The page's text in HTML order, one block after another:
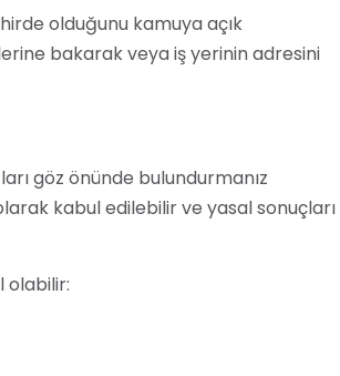
olduğunu kamuya açık
bakarak veya iş yerinin adresini
göz önünde bulundurmanız
kabul edilebilir ve yasal sonuçları
olabilir: